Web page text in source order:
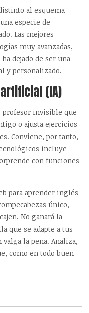
al esquema
especie de
Las mejores
muy avanzadas,
dejado de ser una
y personalizado.
(IA)
invisible que
o ajusta ejercicios
Conviene, por tanto,
incluye
con funciones
para aprender inglés
único,
No ganará la
que se adapte a tus
valga la pena. Analiza,
como en todo buen